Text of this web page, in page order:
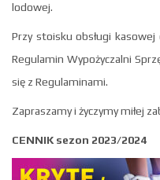
lodowej.
Przy stoisku obsługi
Regulamin Wypożyczalni
się z Regulaminami.
Zapraszamy i życzymy miłej
CENNIK sezon 2023/2024